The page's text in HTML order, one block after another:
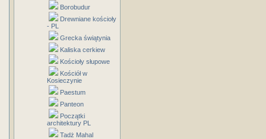
Borobudur
Drewniane kościoły
- PL
Grecka świątynia
Kaliska cerkiew
Kościoły słupowe
Kościół w
Kosieczynie
Paestum
Panteon
Początki
architektury PL
Tadż Mahal